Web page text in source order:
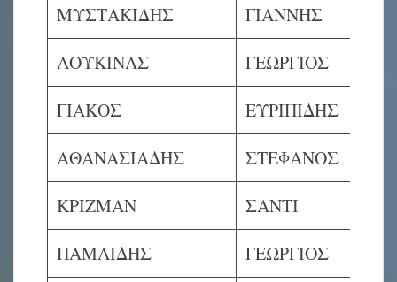
ΜΥΣΤΑΚΙΔΗΣ
ΓΙΑΝΝΗΣ
ΛΟΥΚΙΝΑΣ
ΓΕΩΡΓΙΟΣ
ΓΙΑΚΟΣ
ΕΥΡΙΠΙΔΗΣ
ΑΘΑΝΑΣΙΑΔΗΣ
ΣΤΕΦΑΝΟΣ
ΚΡΙΖΜΑΝ
ΣΑΝΤΙ
ΠΑΜΛΙΔΗΣ
ΓΕΩΡΓΙΟΣ